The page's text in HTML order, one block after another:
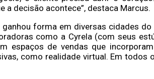
a decisão acontece”, destaca Marcus.
forma em diversas cidades
como a Cyrela (com seus
espaços de vendas que
como realidade virtual. Em todos